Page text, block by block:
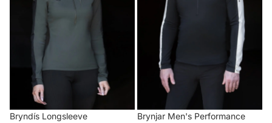
Bryndís Longsleeve
Brynjar Men's Performance